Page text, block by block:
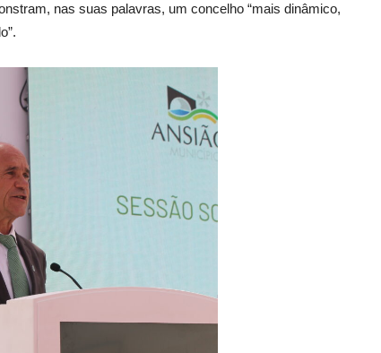
nas suas palavras, um concelho “mais dinâmico,